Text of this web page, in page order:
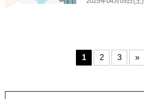
1 2 3 »